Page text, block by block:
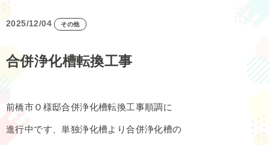
2025/12/04 その他
合併浄化槽転換工事
前橋市Ｏ様邸合併浄化槽転換工事順調に
進行中です、単独浄化槽より合併浄化槽の